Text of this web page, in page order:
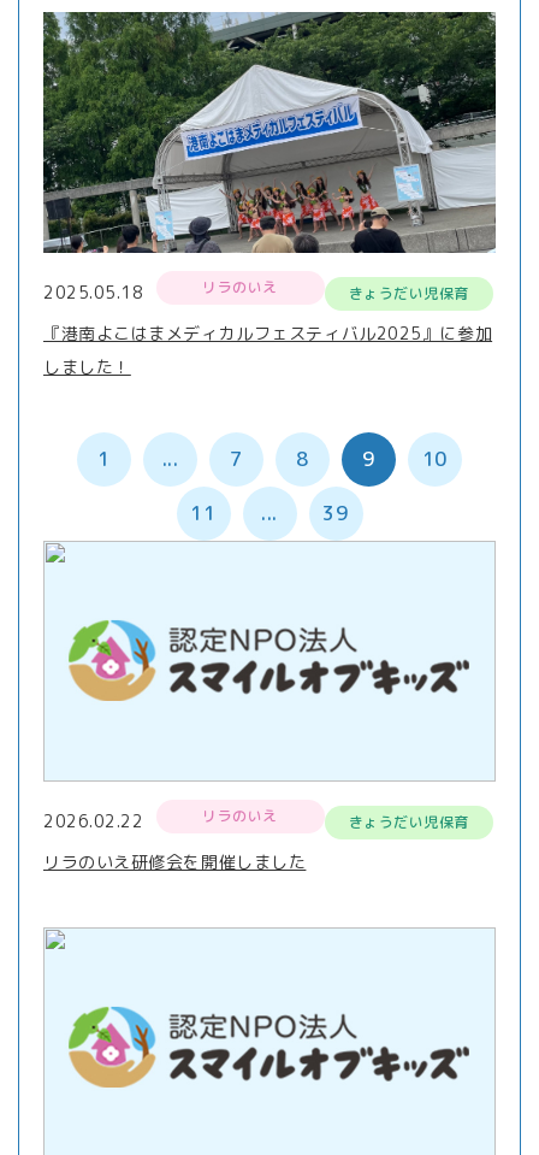
2025.05.18 リラのいえ きょうだい児保育
『港南よこはまメディカルフェスティバル2025』に参加
しました！
1 ... 7 8 9 10
11 ... 39
2026.02.22 リラのいえ きょうだい児保育
リラのいえ研修会を開催しました